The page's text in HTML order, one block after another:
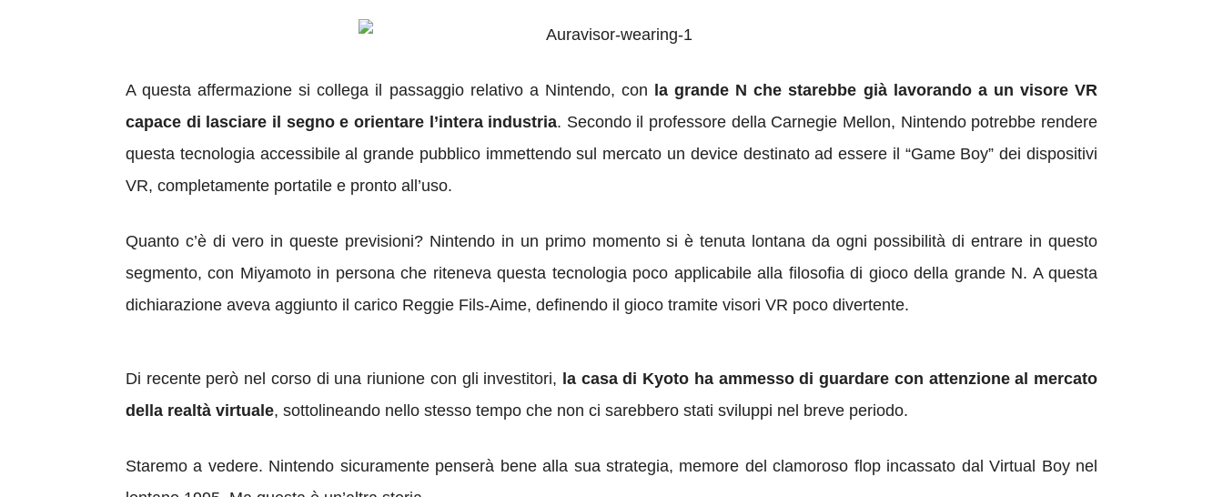
A questa affermazione si collega il passaggio relativo a Nintendo, con
la grande N che starebbe già lavorando a un visore VR
capace di lasciare il segno e orientare l’intera industria. Secondo il professore della Carnegie Mellon, Nintendo potrebbe rendere
questa tecnologia accessibile al grande pubblico immettendo sul mercato un device destinato ad essere il “Game Boy” dei dispositivi
VR, completamente portatile e pronto all’uso.
Quanto c’è di vero in queste previsioni? Nintendo in un primo momento si è tenuta lontana da ogni possibilità di entrare in questo
segmento, con Miyamoto in persona che riteneva questa tecnologia poco applicabile alla filosofia di gioco della grande N. A questa
dichiarazione aveva aggiunto il carico Reggie Fils-Aime, definendo il gioco tramite visori VR poco divertente.
Di recente però nel corso di una riunione con gli investitori, la casa di Kyoto ha ammesso di guardare con attenzione al mercato
della realtà virtuale, sottolineando nello stesso tempo che non ci sarebbero stati sviluppi nel breve periodo.
Staremo a vedere. Nintendo sicuramente penserà bene alla sua strategia, memore del clamoroso flop incassato dal Virtual Boy nel